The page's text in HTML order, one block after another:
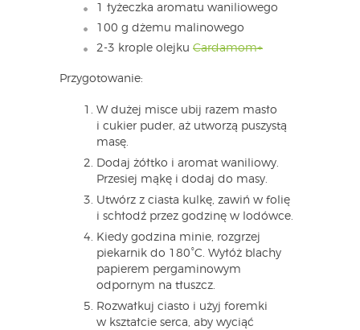
1 łyżeczka aromatu waniliowego
100 g dżemu malinowego
2-3 krople olejku Cardamom+
Przygotowanie:
W dużej misce ubij razem masło
i cukier puder, aż utworzą puszystą
masę.
Dodaj żółtko i aromat waniliowy.
Przesiej mąkę i dodaj do masy.
Utwórz z ciasta kulkę, zawiń w folię
i schłodź przez godzinę w lodówce.
Kiedy godzina minie, rozgrzej
piekarnik do 180°C. Wyłóż blachy
papierem pergaminowym
odpornym na tłuszcz.
Rozwałkuj ciasto i użyj foremki
w kształcie serca, aby wyciąć